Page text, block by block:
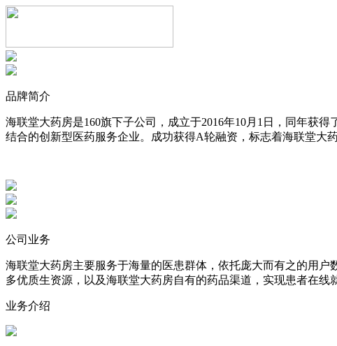
品牌简介
海联堂大药房是160旗下子公司，成立于2016年10月1日，同年获
结合的创新型医药服务企业。成功获得A轮融资，标志着海联堂大
公司业务
海联堂大药房主要服务于海量的医患群体，依托庞大而有之的用
多优质生资源，以及海联堂大药房自有的药品渠道，实现患者在线
业务介绍